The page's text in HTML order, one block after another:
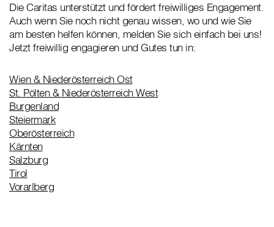
Die Caritas unterstützt und fördert freiwilliges Engagement.
Auch wenn Sie noch nicht genau wissen, wo und wie Sie
am besten helfen können, melden Sie sich einfach bei uns!
Jetzt freiwillig engagieren und Gutes tun in:
Wien & Niederösterreich Ost
St. Pölten & Niederösterreich West
Burgenland
Steiermark
Oberösterreich
Kärnten
Salzburg
Tirol
Vorarlberg